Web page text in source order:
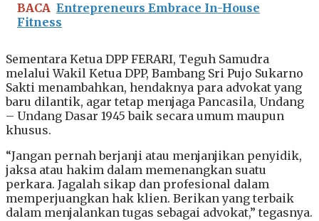
BACA Entrepreneurs Embrace In-House
Fitness
Sementara Ketua DPP FERARI, Teguh Samudra
melalui Wakil Ketua DPP, Bambang Sri Pujo Sukarno
Sakti menambahkan, hendaknya para advokat yang
baru dilantik, agar tetap menjaga Pancasila, Undang
– Undang Dasar 1945 baik secara umum maupun
khusus.
“Jangan pernah berjanji atau menjanjikan penyidik,
jaksa atau hakim dalam memenangkan suatu
perkara. Jagalah sikap dan profesional dalam
memperjuangkan hak klien. Berikan yang terbaik
dalam menjalankan tugas sebagai advokat,” tegasnya.